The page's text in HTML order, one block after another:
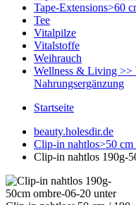
Tape-Extensions>60
Tee
Vitalpilze
Vitalstoffe
Weihrauch
Wellness & Living >>
Nahrungsergänzung
Startseite
beauty.holesdir.de
Clip-in nahtlos>50 cm
Clip-in nahtlos 190g-